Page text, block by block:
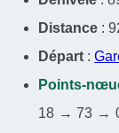
Distance :
Départ :
Points-
18 → 73 →